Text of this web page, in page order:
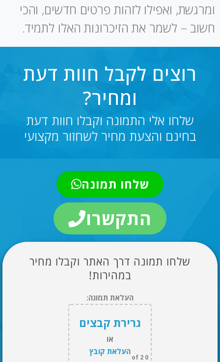
ומרגשת, ואפילו לזהות פרטים חדשים, והכי
חשוב – לשמר את הזיכרונות האלו לתמיד.
רוצים לקבל חוות דעת
ומחיר?
שלחו אלי התמונה וקבלו חוות דעת
בחינם והצעת מחיר לשחזור מקצועי
שלחו תמונה
התקשרו
שלחו תמונה דרך האתר וקבלו מחיר
במהירות!
העלאת תמונה:
גרירת קבצים
או
העלאת קובץ
0